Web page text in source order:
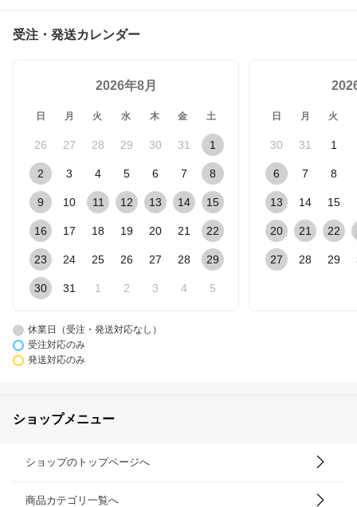
受注・発送カレンダー
2026年8月
日 月 火 水 木 金 土
26 27 28 29 30 31 1
2 3 4 5 6 7 8
9 10 11 12 13 14 15
16 17 18 19 20 21 22
23 24 25 26 27 28 29
30 31 1 2 3 4 5
日 月 火
30 31 1
6 7 8
13 14 15
20 21 22
27 28 29
休業日（受注・発送対応なし）
受注対応のみ
発送対応のみ
ショップメニュー
ショップのトップページへ
商品カテゴリ一覧へ